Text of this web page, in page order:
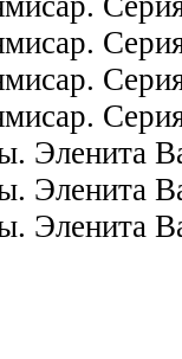
Эленита
Эленита
Эленита